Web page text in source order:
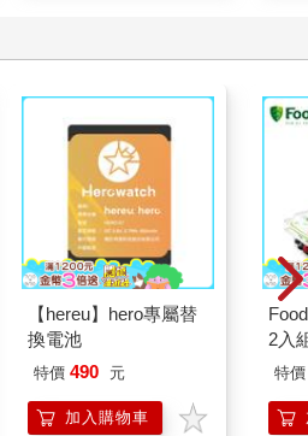
【hereu】hero專屬替
換電池
特價 490 元
加入購物車
2入
特價